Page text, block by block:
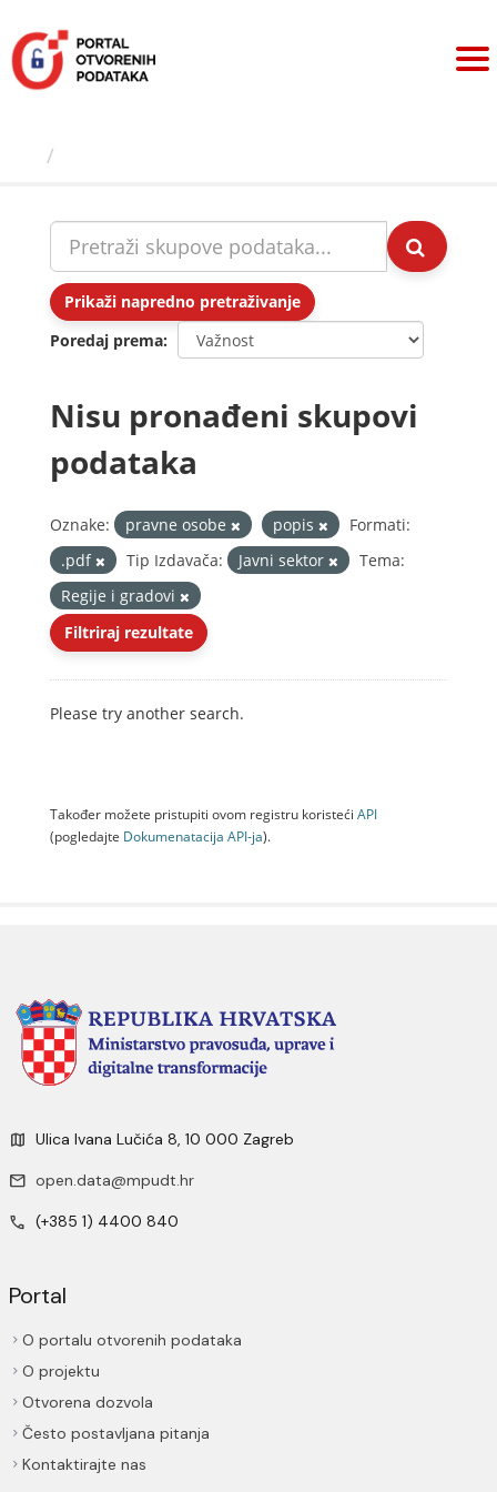
sadržaj
Prikaži napredno pretraživanje
Poredaj prema
Nisu pronađeni skupovi
podataka
Oznake: pravne osobe popis
Formati:
.pdf
Tip Izdavača: Javni sektor
Tema:
Regije i gradovi
Filtriraj rezultate
Please try another search.
Također možete pristupiti ovom registru koristeći API
(pogledajte Dokumenаtаcijа API-jа).